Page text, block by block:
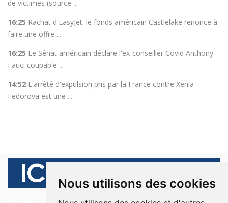
Nous utilisons des cookies
de victimes (source ...
16:25 Rachat d'EasyJet: le fonds américain Castlelake renonce à
faire une offre ...
16:25 Le Sénat américain déclare l'ex-conseiller Covid Anthony
Fauci coupable ...
14:52 L'arrêté d'expulsion pris par la France contre Xenia
Fedorova est une ...